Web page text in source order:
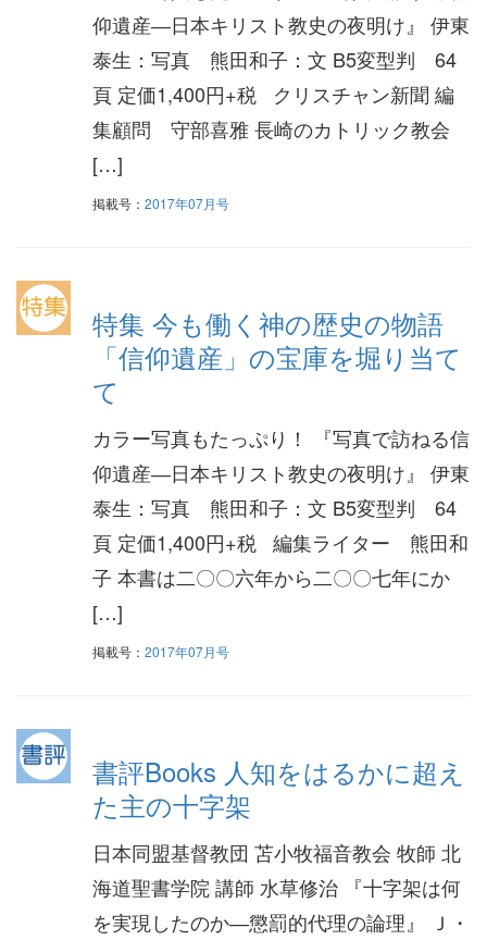
仰遺産―日本キリスト教史の夜明け』 伊東
泰生：写真 熊田和子：文 B5変型判 64
頁 定価1,400円+税 クリスチャン新聞 編
集顧問 守部喜雅 長崎のカトリック教会
[…]
掲載号： 2017年07月号
特集 今も働く神の歴史の物語
「信仰遺産」の宝庫を堀り当て
て
カラー写真もたっぷり！ 『写真で訪ねる信
仰遺産―日本キリスト教史の夜明け』 伊東
泰生：写真 熊田和子：文 B5変型判 64
頁 定価1,400円+税 編集ライター 熊田和
子 本書は二〇〇六年から二〇〇七年にか
[…]
掲載号： 2017年07月号
書評Books 人知をはるかに超え
た主の十字架
日本同盟基督教団 苫小牧福音教会 牧師 北
海道聖書学院 講師 水草修治 『十字架は何
を実現したのか―懲罰的代理の論理』 Ｊ・